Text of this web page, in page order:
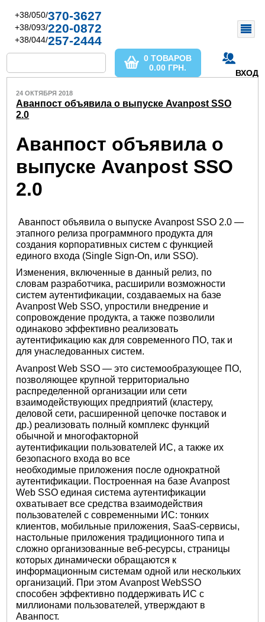
+38/050/370-3627
+38/093/220-0872
+38/044/257-2444
ВХОД
0 ТОВАРОВ
0.00 ГРН.
24 ОКТЯБРЯ 2018
Аванпост объявила о выпуске Avanpost SSO
2.0
Аванпост объявила о
выпуске Avanpost SSO
2.0
Аванпост объявила о выпуске Avanpost SSO 2.0 —
этапного релиза программного продукта для
создания корпоративных систем с функцией
единого входа (Single Sign-On, или SSO).
Изменения, включенные в данный релиз, по
словам разработчика, расширили возможности
систем аутентификации, создаваемых на базе
Avanpost Web SSO, упростили внедрение и
сопровождение продукта, а также позволили
одинаково эффективно реализовать
аутентификацию как для современного ПО, так и
для унаследованных систем.
Avanpost Web SSO — это системообразующее ПО,
позволяющее крупной территориально
распределенной организации или сети
взаимодействующих предприятий (кластеру,
деловой сети, расширенной цепочке поставок и
др.) реализовать полный комплекс функций
обычной и многофакторной
аутентификации пользователей ИС, а также их
безопасного входа во все
необходимые приложения после однократной
аутентификации. Построенная на базе Avanpost
Web SSO единая система аутентификации
охватывает все средства взаимодействия
пользователей с современными ИС: тонких
клиентов, мобильные приложения, SaaS-сервисы,
настольные приложения традиционного типа и
сложно организованные веб-ресурсы, страницы
которых динамически обращаются к
информационным системам одной или нескольких
организаций. При этом Avanpost WebSSO
способен эффективно поддерживать ИС с
миллионами пользователей, утверждают в
Аванпост.